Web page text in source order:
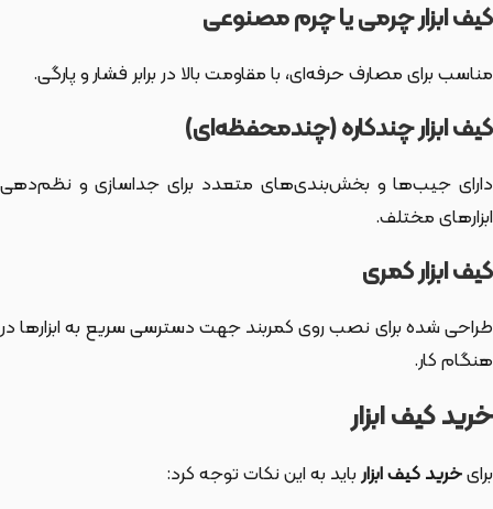
کیف ابزار چرمی یا چرم مصنوعی
مناسب برای مصارف حرفه‌ای، با مقاومت بالا در برابر فشار و پارگی.
کیف ابزار چندکاره (چندمحفظه‌ای)
دارای جیب‌ها و بخش‌بندی‌های متعدد برای جداسازی و نظم‌دهی
ابزارهای مختلف.
کیف ابزار کمری
طراحی شده برای نصب روی کمربند جهت دسترسی سریع به ابزارها در
هنگام کار.
خرید کیف ابزار
برایخرید کیف ابزارباید به این نکات توجه کرد: